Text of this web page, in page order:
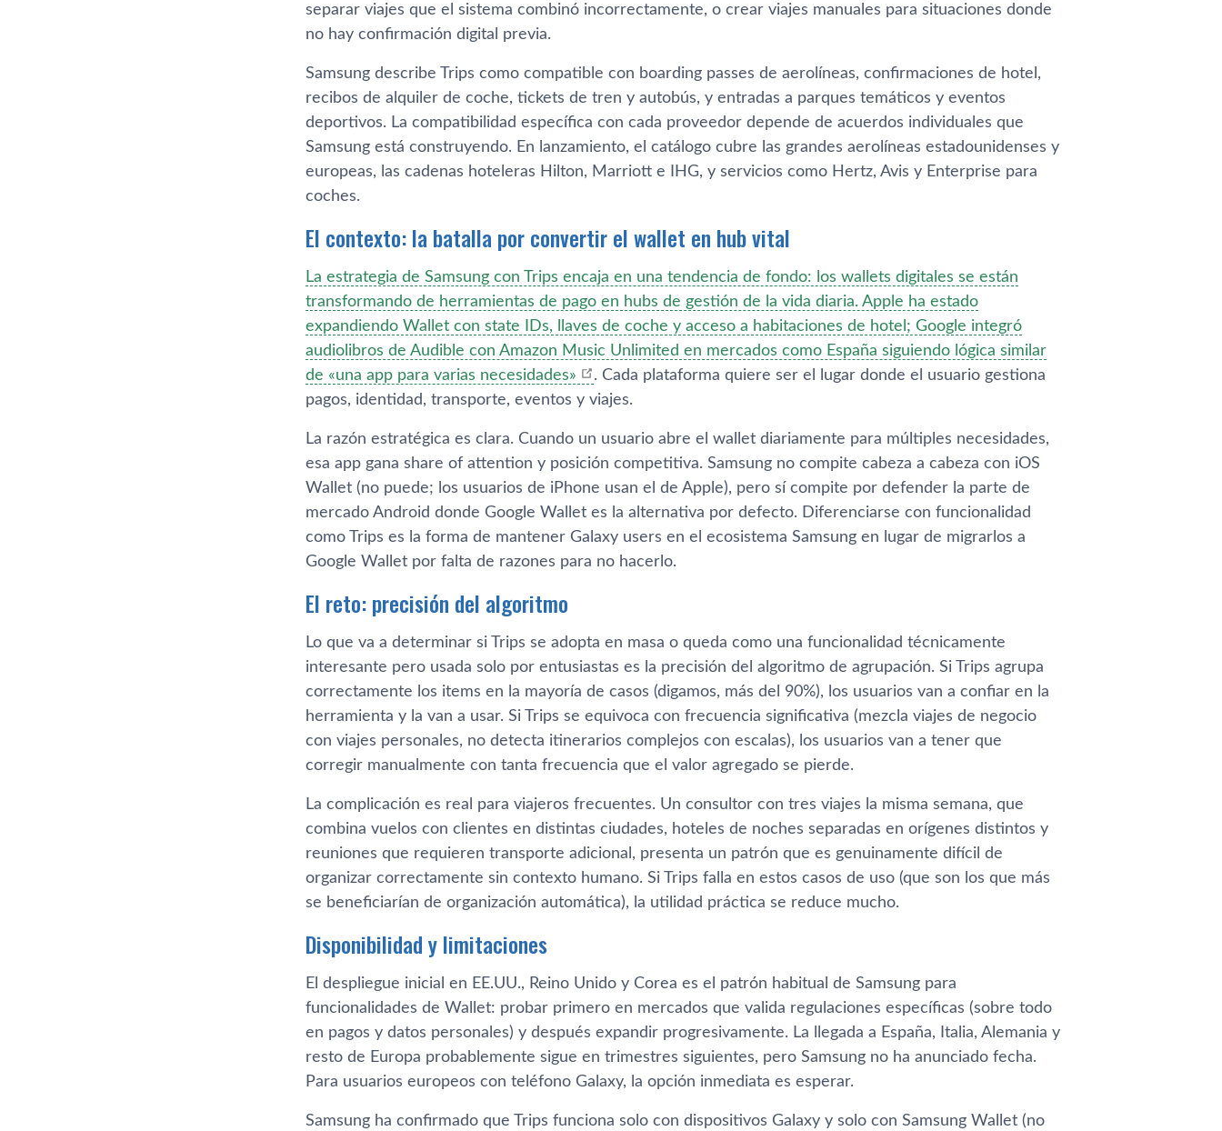
separar viajes que el sistema combinó incorrectamente, o crear viajes manuales para situaciones donde
no hay confirmación digital previa.
Samsung describe Trips como compatible con boarding passes de aerolíneas, confirmaciones de hotel,
recibos de alquiler de coche, tickets de tren y autobús, y entradas a parques temáticos y eventos
deportivos. La compatibilidad específica con cada proveedor depende de acuerdos individuales que
Samsung está construyendo. En lanzamiento, el catálogo cubre las grandes aerolíneas estadounidenses y
europeas, las cadenas hoteleras Hilton, Marriott e IHG, y servicios como Hertz, Avis y Enterprise para
coches.
El contexto: la batalla por convertir el wallet en hub vital
La estrategia de Samsung con Trips encaja en una tendencia de fondo: los wallets digitales se están
transformando de herramientas de pago en hubs de gestión de la vida diaria. Apple ha estado
expandiendo Wallet con state IDs, llaves de coche y acceso a habitaciones de hotel; Google integró
audiolibros de Audible con Amazon Music Unlimited en mercados como España siguiendo lógica similar
de «una app para varias necesidades»
. Cada plataforma quiere ser el lugar donde el usuario gestiona
pagos, identidad, transporte, eventos y viajes.
La razón estratégica es clara. Cuando un usuario abre el wallet diariamente para múltiples necesidades,
esa app gana share of attention y posición competitiva. Samsung no compite cabeza a cabeza con iOS
Wallet (no puede; los usuarios de iPhone usan el de Apple), pero sí compite por defender la parte de
mercado Android donde Google Wallet es la alternativa por defecto. Diferenciarse con funcionalidad
como Trips es la forma de mantener Galaxy users en el ecosistema Samsung en lugar de migrarlos a
Google Wallet por falta de razones para no hacerlo.
El reto: precisión del algoritmo
Lo que va a determinar si Trips se adopta en masa o queda como una funcionalidad técnicamente
interesante pero usada solo por entusiastas es la precisión del algoritmo de agrupación. Si Trips agrupa
correctamente los items en la mayoría de casos (digamos, más del 90%), los usuarios van a confiar en la
herramienta y la van a usar. Si Trips se equivoca con frecuencia significativa (mezcla viajes de negocio
con viajes personales, no detecta itinerarios complejos con escalas), los usuarios van a tener que
corregir manualmente con tanta frecuencia que el valor agregado se pierde.
La complicación es real para viajeros frecuentes. Un consultor con tres viajes la misma semana, que
combina vuelos con clientes en distintas ciudades, hoteles de noches separadas en orígenes distintos y
reuniones que requieren transporte adicional, presenta un patrón que es genuinamente difícil de
organizar correctamente sin contexto humano. Si Trips falla en estos casos de uso (que son los que más
se beneficiarían de organización automática), la utilidad práctica se reduce mucho.
Disponibilidad y limitaciones
El despliegue inicial en EE.UU., Reino Unido y Corea es el patrón habitual de Samsung para
funcionalidades de Wallet: probar primero en mercados que valida regulaciones específicas (sobre todo
en pagos y datos personales) y después expandir progresivamente. La llegada a España, Italia, Alemania y
resto de Europa probablemente sigue en trimestres siguientes, pero Samsung no ha anunciado fecha.
Para usuarios europeos con teléfono Galaxy, la opción inmediata es esperar.
Samsung ha confirmado que Trips funciona solo con dispositivos Galaxy y solo con Samsung Wallet (no